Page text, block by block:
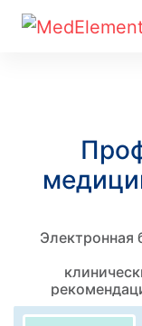
Электронная